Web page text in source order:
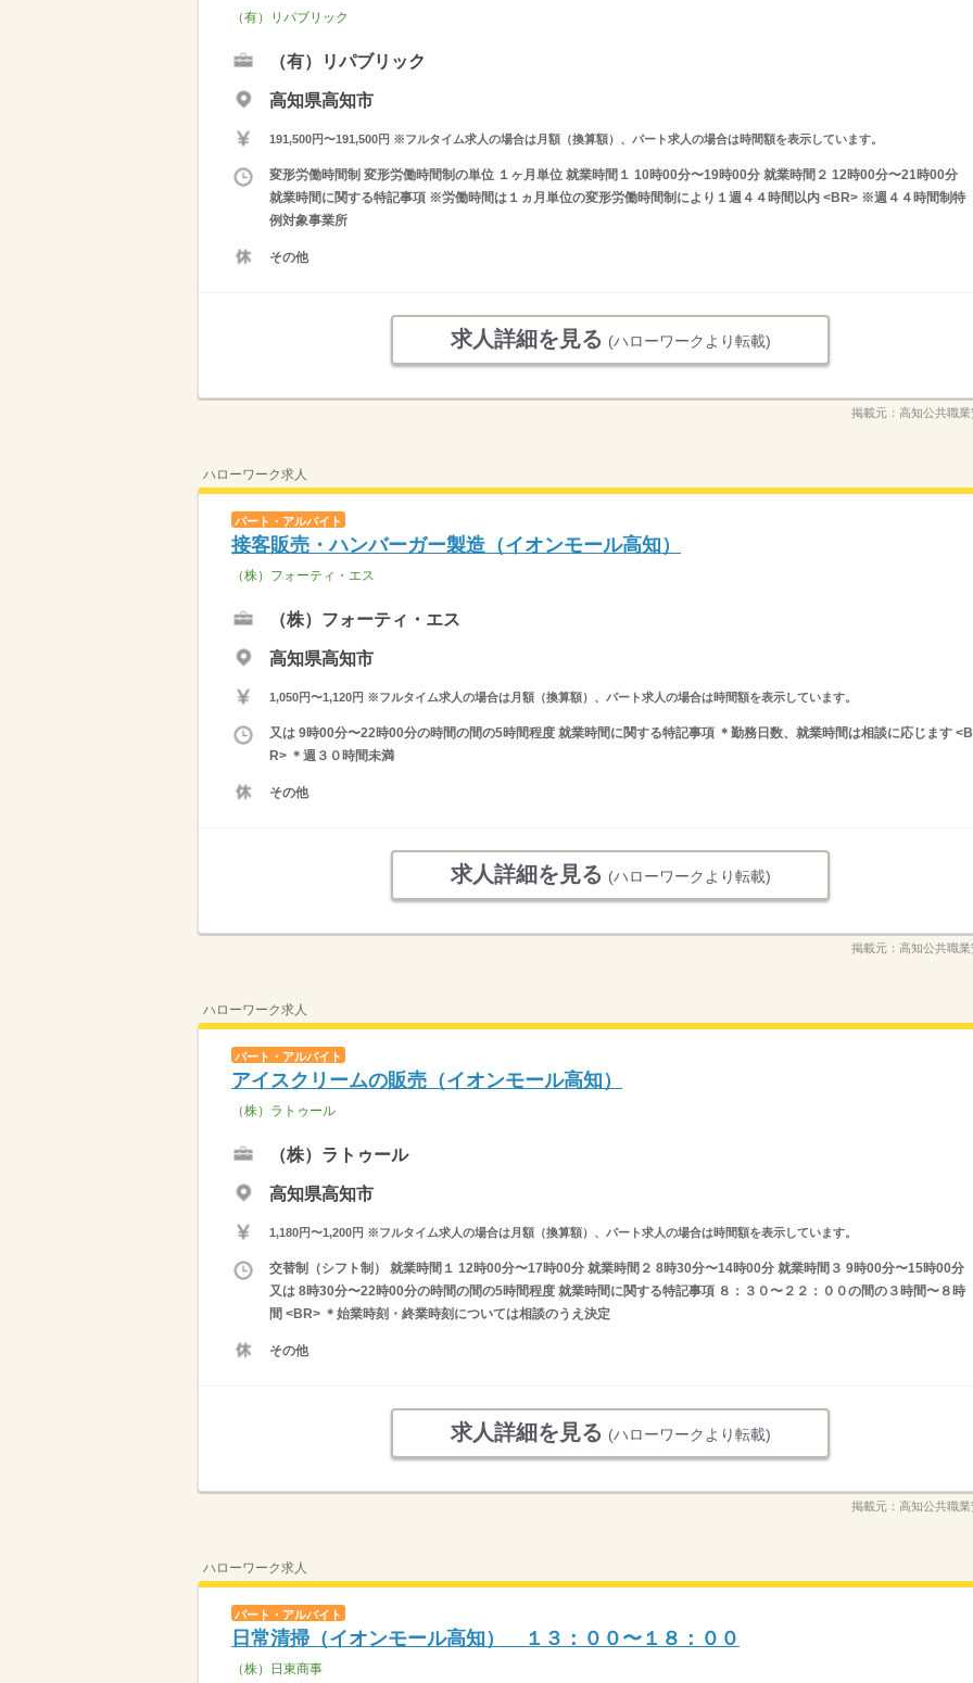
（有）リパブリック
（有）リパブリック
高知県高知市
191,500円〜191,500円 ※フルタイム求人の場合は月額（換算額）、パート求人の場合は時間額を表示しています。
変形労働時間制 変形労働時間制の単位 １ヶ月単位 就業時間１ 10時00分〜19時00分 就業時間２ 12時00分〜21時00分
就業時間に関する特記事項 ※労働時間は１ヵ月単位の変形労働時間制により１週４４時間以内 <BR> ※週４４時間制特
例対象事業所
その他
求人詳細を見る (ハローワークより転載)
掲載元： 高知公共職
ハローワーク求人
パート・アルバイト
接客販売・ハンバーガー製造（イオンモール高知）
（株）フォーティ・エス
（株）フォーティ・エス
高知県高知市
1,050円〜1,120円 ※フルタイム求人の場合は月額（換算額）、パート求人の場合は時間額を表示しています。
又は 9時00分〜22時00分の時間の間の5時間程度 就業時間に関する特記事項 ＊勤務日数、就業時間は相談に応じます <B
R> ＊週３０時間未満
その他
求人詳細を見る (ハローワークより転載)
掲載元： 高知公共職
ハローワーク求人
パート・アルバイト
アイスクリームの販売（イオンモール高知）
（株）ラトゥール
（株）ラトゥール
高知県高知市
1,180円〜1,200円 ※フルタイム求人の場合は月額（換算額）、パート求人の場合は時間額を表示しています。
交替制（シフト制） 就業時間１ 12時00分〜17時00分 就業時間２ 8時30分〜14時00分 就業時間３ 9時00分〜15時00分
又は 8時30分〜22時00分の時間の間の5時間程度 就業時間に関する特記事項 ８：３０〜２２：００の間の３時間〜８時
間 <BR> ＊始業時刻・終業時刻については相談のうえ決定
その他
求人詳細を見る (ハローワークより転載)
掲載元： 高知公共職
ハローワーク求人
パート・アルバイト
日常清掃（イオンモール高知） １３：００〜１８：００
（株）日東商事